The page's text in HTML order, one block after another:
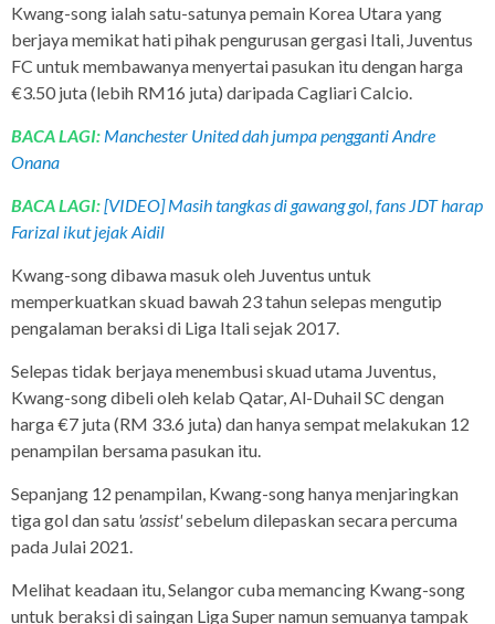
Kwang-song ialah satu-satunya pemain Korea Utara yang
berjaya memikat hati pihak pengurusan gergasi Itali, Juventus
FC untuk membawanya menyertai pasukan itu dengan harga
€3.50 juta (lebih RM16 juta) daripada Cagliari Calcio.
BACA LAGI: Manchester United dah jumpa pengganti Andre
Onana
BACA LAGI:[VIDEO] Masih tangkas di gawang gol, fans JDT harap
Farizal ikut jejak Aidil
Kwang-song dibawa masuk oleh Juventus untuk
memperkuatkan skuad bawah 23 tahun selepas mengutip
pengalaman beraksi di Liga Itali sejak 2017.
Selepas tidak berjaya menembusi skuad utama Juventus,
Kwang-song dibeli oleh kelab Qatar, Al-Duhail SC dengan
harga €7 juta (RM 33.6 juta) dan hanya sempat melakukan 12
penampilan bersama pasukan itu.
Sepanjang 12 penampilan, Kwang-song hanya menjaringkan
tiga gol dan satu 'assist'sebelum dilepaskan secara percuma
pada Julai 2021.
Melihat keadaan itu, Selangor cuba memancing Kwang-song
untuk beraksi di saingan Liga Super namun semuanya tampak